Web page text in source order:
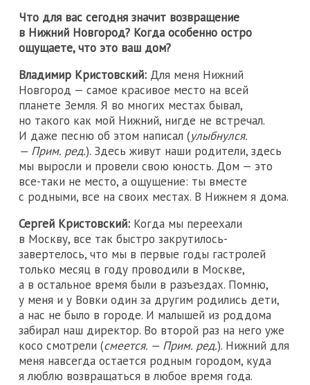
Что для вас сегодня значит возвращение
в Нижний Новгород? Когда особенно остро
ощущаете, что это ваш дом?
Владимир Кристовский: Для меня Нижний
Новгород — самое красивое место на всей
планете Земля. Я во многих местах бывал,
но такого как мой Нижний, нигде не встречал.
И даже песню об этом написал (улыбнулся.
— Прим. ред.). Здесь живут наши родители, здесь
мы выросли и провели свою юность. Дом — это
все-таки не место, а ощущение: ты вместе
с родными, все на своих местах. В Нижнем я дома.
Сергей Кристовский: Когда мы переехали
в Москву, все так быстро закрутилось-
завертелось, что мы в первые годы гастролей
только месяц в году проводили в Москве,
а в остальное время были в разъездах. Помню,
у меня и у Вовки один за другим родились дети,
а нас не было в городе. И малышей из роддома
забирал наш директор. Во второй раз на него уже
косо смотрели (смеется. — Прим. ред.). Нижний для
меня навсегда остается родным городом, куда
я люблю возвращаться в любое время года.